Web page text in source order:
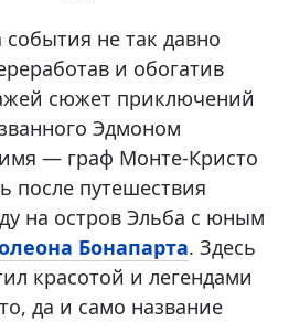
не так давно
и обогатив
сюжет приключений
Эдмоном
— граф Монте-Кристо
после путешествия
на остров Эльба с юным
Бонапарта. Здесь
красотой и легендами
да и само название